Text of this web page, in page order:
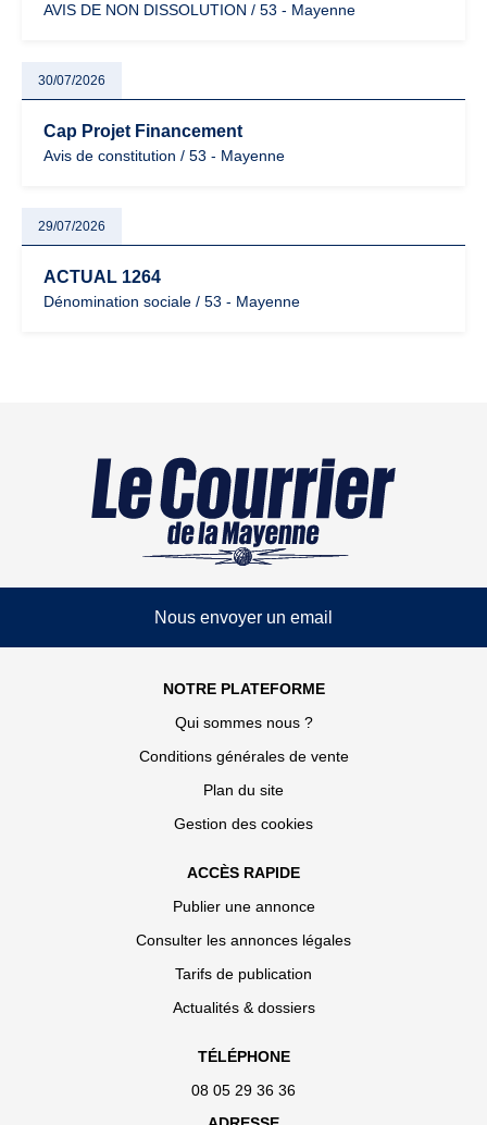
AVIS DE NON DISSOLUTION / 53 - Mayenne
30/07/2026
Cap Projet Financement
Avis de constitution / 53 - Mayenne
29/07/2026
ACTUAL 1264
Dénomination sociale / 53 - Mayenne
Nous envoyer un email
NOTRE PLATEFORME
Qui sommes nous ?
Conditions générales de vente
Plan du site
Gestion des cookies
ACCÈS RAPIDE
Publier une annonce
Consulter les annonces légales
Tarifs de publication
Actualités & dossiers
TÉLÉPHONE
08 05 29 36 36